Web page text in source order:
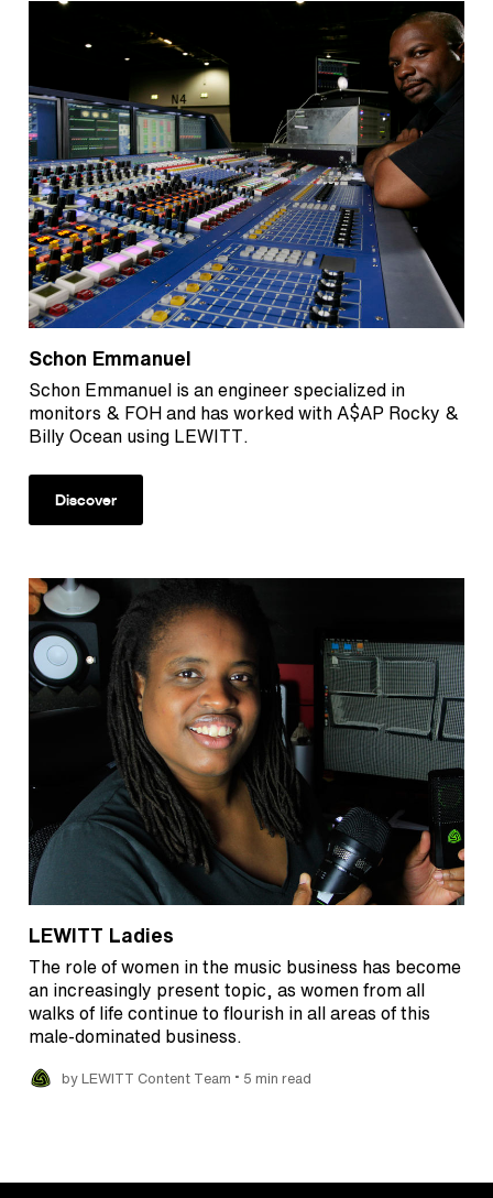
Schon Emmanuel
Schon Emmanuel is an engineer specialized in
monitors & FOH and has worked with A$AP Rocky &
Billy Ocean using LEWITT.
Discover
LEWITT Ladies
The role of women in the music business has become
an increasingly present topic, as women from all
walks of life continue to flourish in all areas of this
male-dominated business.
by LEWITT Content Team • 5 min read